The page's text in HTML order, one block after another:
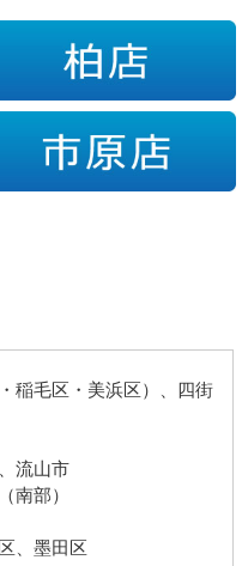
稲毛区・美浜区）、四街
流山市
南部）
、墨田区